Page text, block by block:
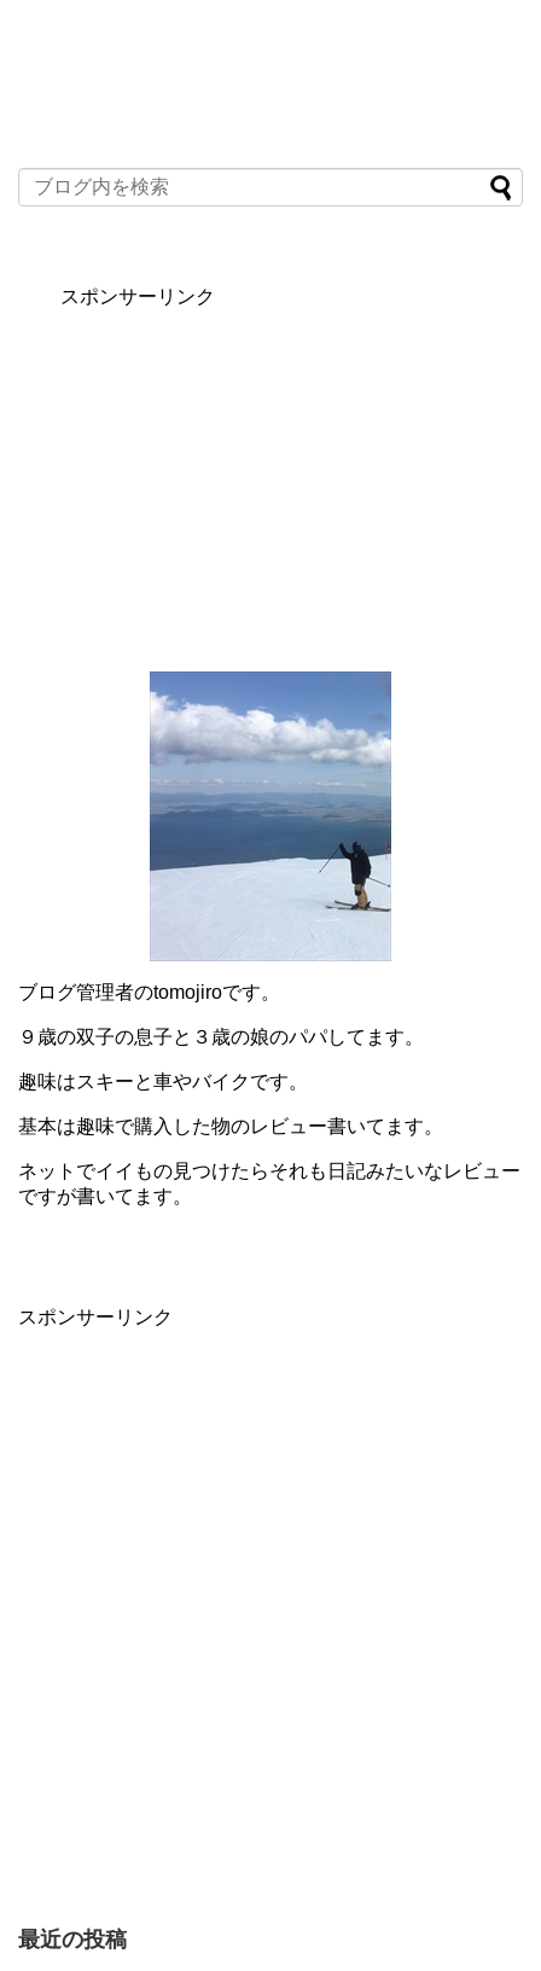
スポンサーリンク
ブログ管理者のtomojiroです。
９歳の双子の息子と３歳の娘のパパしてます。
趣味はスキーと車やバイクです。
基本は趣味で購入した物のレビュー書いてます。
ネットでイイもの見つけたらそれも日記みたいなレビュー
ですが書いてます。
スポンサーリンク
最近の投稿